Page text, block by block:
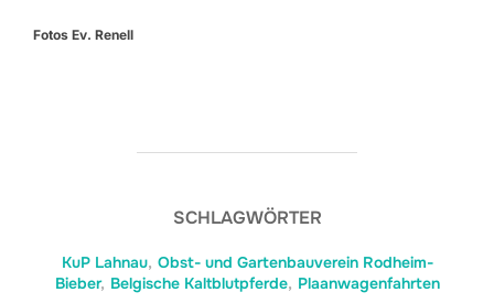
Fotos Ev. Renell
SCHLAGWÖRTER
KuP Lahnau, Obst- und Gartenbauverein Rodheim-
Bieber, Belgische Kaltblutpferde, Plaanwagenfahrten